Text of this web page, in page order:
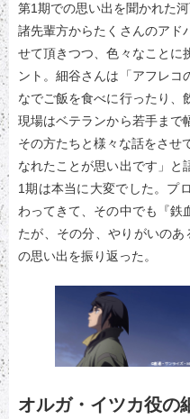
第1期での思い出を聞かれた
諸先輩方からたくさんのアド
せて頂きつつ、色々なことに
ント。細谷さんは「アフレコ
なでご飯を食べに行ったり、
現場はベテランから若手まで
その方たちと様々な話をさせ
なれたことが思い出です」と
1期は本当に大変でした。プ
わってきて、その中でも『鉄
たが、その分、やりがいの
の思い出を振り返った。
オルガ・イツカ役の